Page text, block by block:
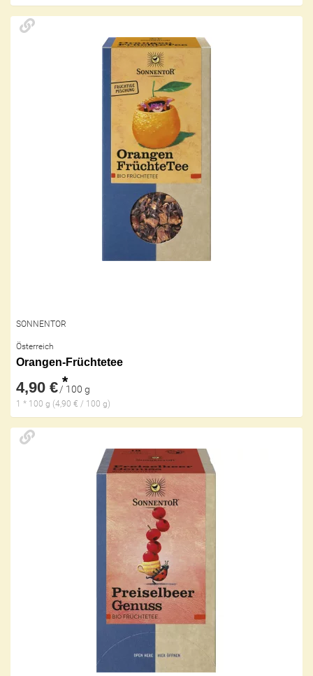
SONNENTOR
Österreich
Orangen-Früchtetee
4,90 € *
/ 100 g
1 * 100 g (4,90 € / 100 g)